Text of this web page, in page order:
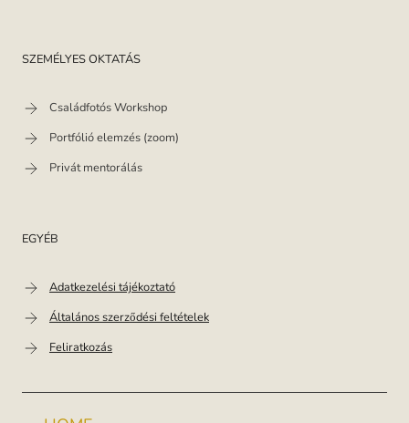
SZEMÉLYES OKTATÁS
Családfotós Workshop
Portfólió elemzés (zoom)
Privát mentorálás
EGYÉB
Adatkezelési tájékoztató
Általános szerződési feltételek
Feliratkozás